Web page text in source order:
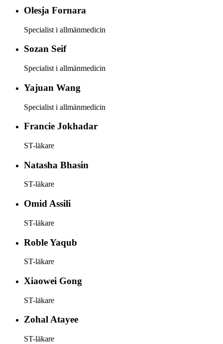
Olesja Fornara
Specialist i allmänmedicin
Sozan Seif
Specialist i allmänmedicin
Yajuan Wang
Specialist i allmänmedicin
Francie Jokhadar
ST-läkare
Natasha Bhasin
ST-läkare
Omid Assili
ST-läkare
RobleYaqub
ST-läkare
Xiaowei Gong
ST-läkare
ZohalAtayee
ST-läkare